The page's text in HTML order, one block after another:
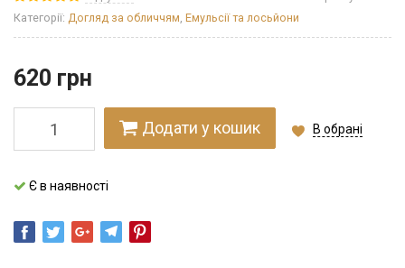
Категорії: Догляд за обличчям, Емульсії та лосьйони
620 грн
Додати у кошик В обрані
Є в наявності